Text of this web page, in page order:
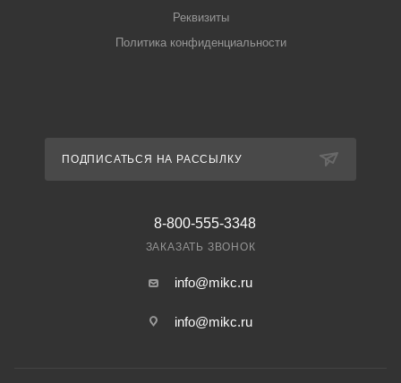
Реквизиты
Политика конфиденциальности
ПОДПИСАТЬСЯ НА РАССЫЛКУ
8-800-555-3348
ЗАКАЗАТЬ ЗВОНОК
info@mikc.ru
info@mikc.ru